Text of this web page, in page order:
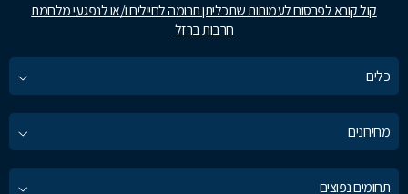
קול קורא לפרסום לעמותות שתכליתן תרומה לחיילים ו/או לנפגעי מלחמת
חרבות ברזל
כלים
מחירונים
תחומים נפוצים